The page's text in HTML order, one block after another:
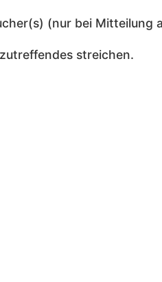
(nur bei Mitteilung
streichen.